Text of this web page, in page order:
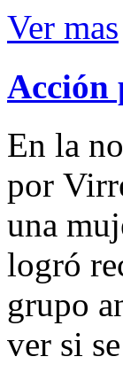
Ver mas
Acción
En la
por
una
logró
grupo
ver si